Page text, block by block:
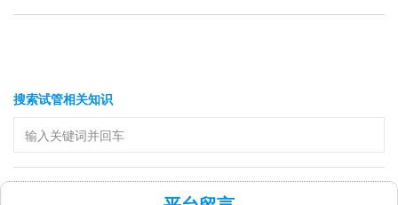
搜索试管相关知识